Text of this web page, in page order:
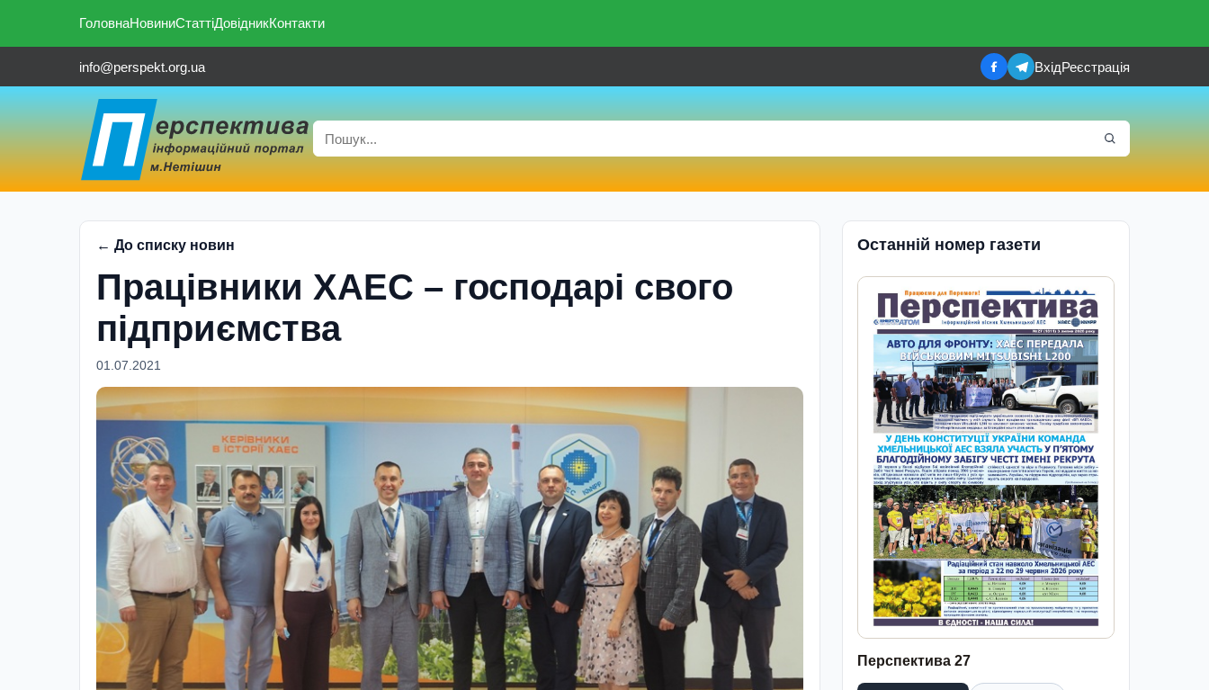
ГоловнаНовиниСтаттіДовідникКонтакти
info@perspekt.org.ua ВхідРеєстрація
← До списку новин
Працівники ХАЕС – господарі свого
підприємства
01.07.2021
Останній номер газети
Перспектива 27